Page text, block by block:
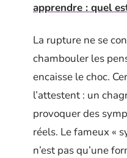
apprendre : quel
La rupture ne se
chambouler les
encaisse le choc.
l’attestent : un
provoquer des
réels. Le fameux «
n’est pas qu’une